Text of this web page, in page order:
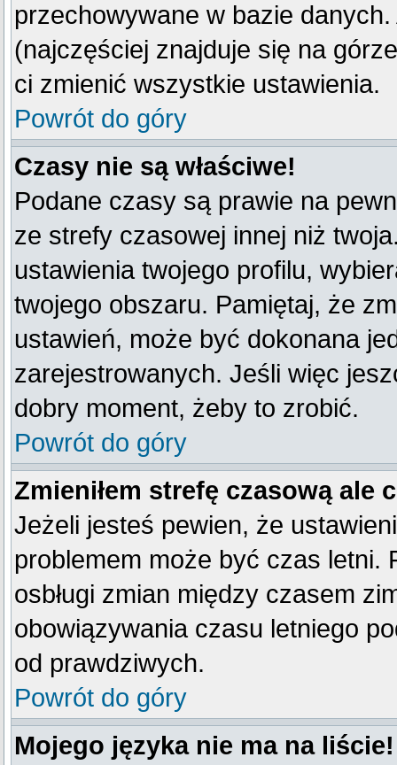
przechowywane w bazie
(najczęściej znajduje się na
ci zmienić wszystkie ustawienia.
Powrót do góry
Czasy nie są właściwe!
Podane czasy są prawie na
ze strefy czasowej innej niż
ustawienia twojego profilu,
twojego obszaru. Pamiętaj, że
ustawień, może być dokonana
zarejestrowanych. Jeśli więc
dobry moment, żeby to zrobić.
Powrót do góry
Zmieniłem strefę czasową ale
Jeżeli jesteś pewien, że
problemem może być czas letni.
osbługi zmian między czasem
obowiązywania czasu letniego
od prawdziwych.
Powrót do góry
Mojego języka nie ma na liście!